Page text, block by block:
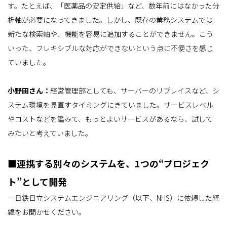
す。たとえば、「医薬品の安定供給」など、数年前にはなかった分
析軸が必要になってきました。しかし、既存の業務システムでは
新たな検索軸や、機能を容易に追加することができません。こう
いった、フレキシブルな対応ができないという点に不便さを感じ
ていました。
小野田さん： 経営管理部としても、サーバーのリプレイスなど、シ
ステム環境を見直すタイミングにきていました。サービスレベル
やコストなどを鑑みて、もっとよいサービスがあるなら、試して
みたいと考えていました。
■連携する別々のシステムを、1つの“プロジェク
ト”として開発
―日鉄日立システムエンジニアリング（以下、NHS）に依頼した経
緯をお聞かせください。